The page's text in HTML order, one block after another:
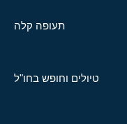
תעופה קלה
טיולים וחופש בחו"ל